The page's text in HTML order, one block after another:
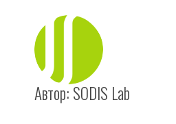
Автор: SODIS Lab